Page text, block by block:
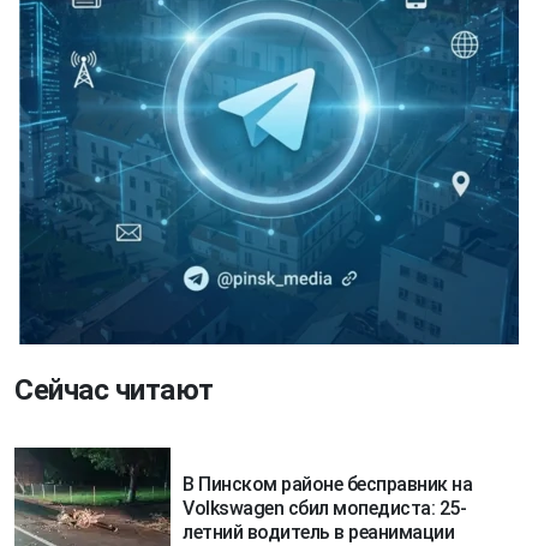
Сейчас читают
В Пинском районе бесправник на
Volkswagen сбил мопедиста: 25-
летний водитель в реанимации